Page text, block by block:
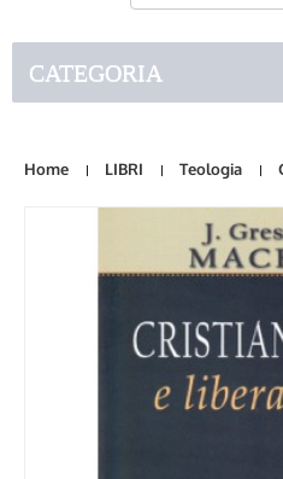
CATEGORIA
Home LIBRI Teologia